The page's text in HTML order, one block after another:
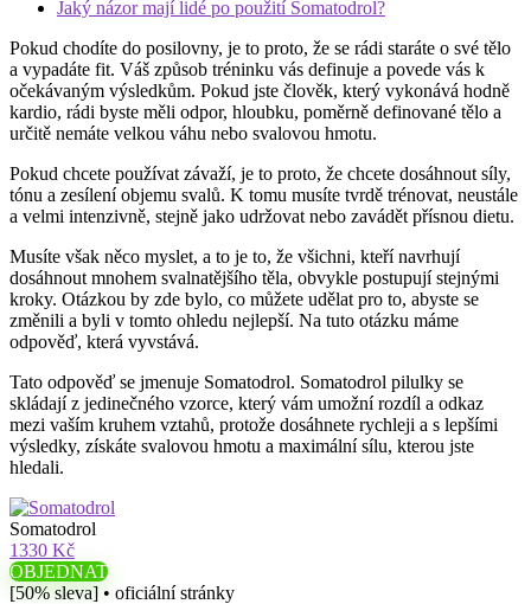
Jaký názor mají lidé po použití Somatodrol?
Pokud chodíte do posilovny, je to proto, že se rádi staráte o své tělo
a vypadáte fit. Váš způsob tréninku vás definuje a povede vás k
očekávaným výsledkům. Pokud jste člověk, který vykonává hodně
kardio, rádi byste měli odpor, hloubku, poměrně definované tělo a
určitě nemáte velkou váhu nebo svalovou hmotu.
Pokud chcete používat závaží, je to proto, že chcete dosáhnout síly,
tónu a zesílení objemu svalů. K tomu musíte tvrdě trénovat, neustále
a velmi intenzivně, stejně jako udržovat nebo zavádět přísnou dietu.
Musíte však něco myslet, a to je to, že všichni, kteří navrhují
dosáhnout mnohem svalnatějšího těla, obvykle postupují stejnými
kroky. Otázkou by zde bylo, co můžete udělat pro to, abyste se
změnili a byli v tomto ohledu nejlepší. Na tuto otázku máme
odpověď, která vyvstává.
Tato odpověď se jmenuje Somatodrol. Somatodrol pilulky se
skládají z jedinečného vzorce, který vám umožní rozdíl a odkaz
mezi vaším kruhem vztahů, protože dosáhnete rychleji a s lepšími
výsledky, získáte svalovou hmotu a maximální sílu, kterou jste
hledali.
Somatodrol
1330 Kč
OBJEDNAT
[50% sleva] • oficiální stránky